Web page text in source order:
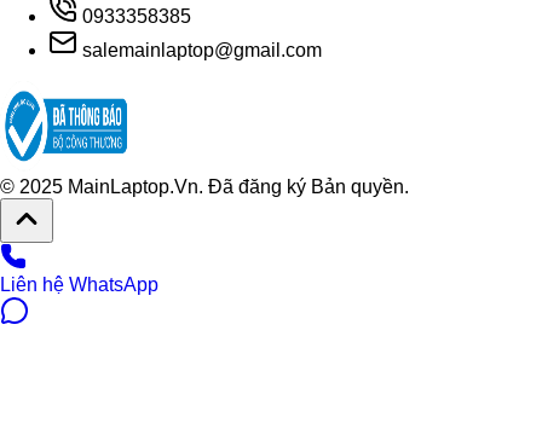
0933358385
salemainlaptop@gmail.com
© 2025 MainLaptop.Vn. Đã đăng ký Bản quyền.
Liên hệ WhatsApp